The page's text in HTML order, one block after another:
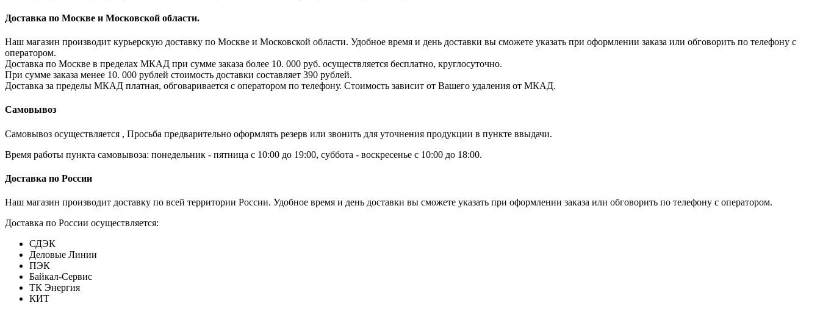
Доставка по Москве и Московской области.
Наш магазин производит курьерскую доставку по Москве и Московской области. Удобное время и день доставки вы сможете указать при оформлении заказа или обговорить по телефону с
оператором.
Доставка по Москве в пределах МКАД при сумме заказа более 10. 000 руб. осуществляется бесплатно, круглосуточно.
При сумме заказа менее 10. 000 рублей стоимость доставки составляет 390 рублей.
Доставка за пределы МКАД платная, обговаривается с оператором по телефону. Стоимость зависит от Вашего удаления от МКАД.
Самовывоз
Самовывоз осуществляется , Просьба предварительно оформлять резерв или звонить для уточнения продукции в пункте ввыдачи.
Время работы пункта самовывоза: понедельник - пятница с 10:00 до 19:00, суббота - воскресенье с 10:00 до 18:00.
Доставка по России
Наш магазин производит доставку по всей территории России. Удобное время и день доставки вы сможете указать при оформлении заказа или обговорить по телефону с оператором.
Доставка по России осуществляется:
СДЭК
Деловые Линии
ПЭК
Байкал-Сервис
ТК Энергия
КИТ